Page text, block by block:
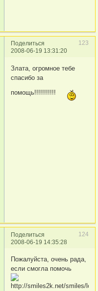
Поделиться
123
2008-06-19 13:31:20
Злата, огромное тебе
спасибо за
помощь!!!!!!!!!!!
Поделиться
124
2008-06-19 14:35:28
Пожалуйста, очень рада,
если смогла помочь